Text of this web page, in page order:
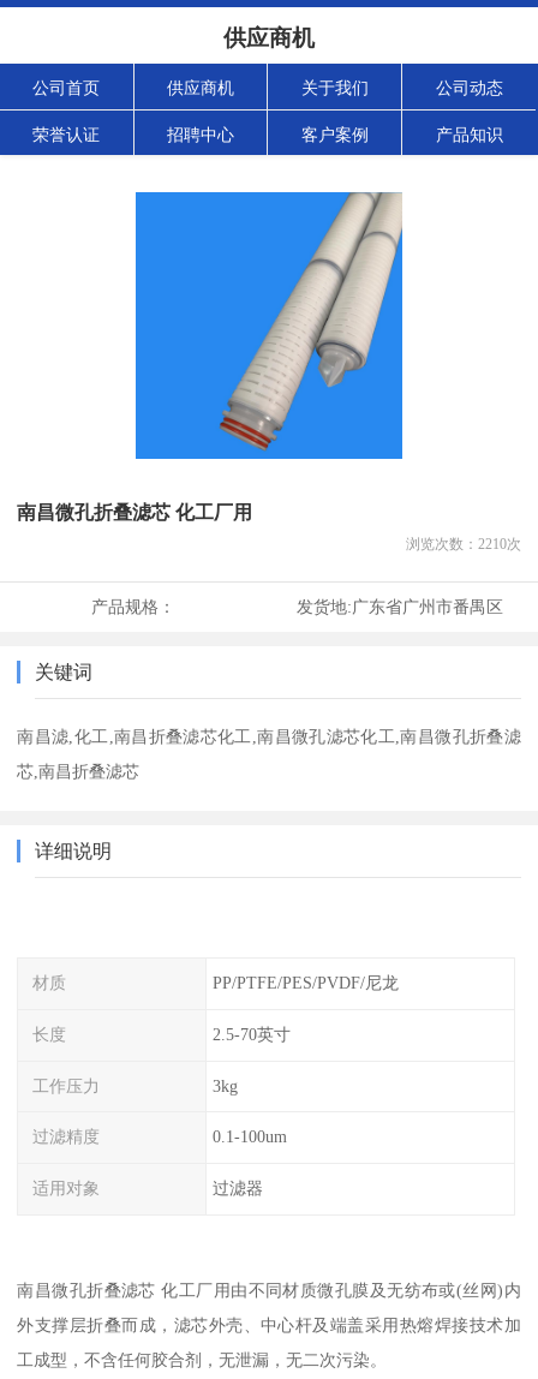
供应商机
公司首页 供应商机 关于我们 公司动态
荣誉认证 招聘中心 客户案例 产品知识
南昌微孔折叠滤芯 化工厂用
浏览次数： 2210次
产品规格： 发货地:广东省广州市番禺区
关键词
南昌滤,化工,南昌折叠滤芯化工,南昌微孔滤芯化工,南昌微孔折叠滤
芯,南昌折叠滤芯
详细说明
材质 PP/PTFE/PES/PVDF/尼龙
长度 2.5-70英寸
工作压力 3kg
过滤精度 0.1-100um
适用对象 过滤器
南昌微孔折叠滤芯 化工厂用由不同材质微孔膜及无纺布或(丝网)内
外支撑层折叠而成，滤芯外壳、中心杆及端盖采用热熔焊接技术加
工成型，不含任何胶合剂，无泄漏，无二次污染。